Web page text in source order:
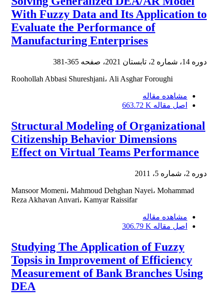
With Fuzzy Data and Its Application to
Evaluate the Performance of
Manufacturing Enterprises
دوره 14، شماره 2، تابستان 2021، صفحه 365-381
Roohollah Abbasi Shureshjani، Ali Asghar Foroughi
مشاهده مقاله
اصل مقاله 663.72 K
Structural Modeling of Organizational
Citizenship Behavior Dimensions
Effect on Virtual Teams Performance
دوره 2، شماره 5، 2011
Mansoor Momeni، Mahmoud Dehghan Nayei، Mohammad
Reza Akhavan Anvari، Kamyar Raissifar
مشاهده مقاله
اصل مقاله 306.79 K
Studying The Application of Fuzzy
Topsis in Improvement of Efficiency
Measurement of Bank Branches Using
DEA